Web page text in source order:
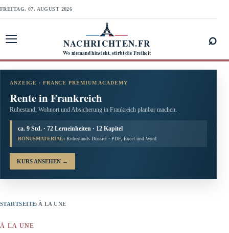
FREITAG, 07. AUGUST 2026
NACHRICHTEN.FR
Wo niemand hinsieht, stirbt die Freiheit
⌕
ANZEIGE · FRANCE PREMIUM ACADEMY
Rente in Frankreich
Ruhestand, Wohnort und Absicherung in Frankreich planbar machen.
ca. 9 Std. · 72 Lerneinheiten · 12 Kapitel
BONUSMATERIAL: Ruhestands-Dossier · PDF, Excel und Word
KURS ANSEHEN →
STARTSEITE› À LA UNE
À LA UNE